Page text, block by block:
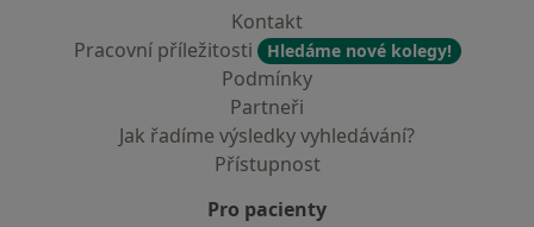
Kontakt
Pracovní příležitosti
Hledáme nové kolegy!
Podmínky
Partneři
Jak řadíme výsledky vyhledávání?
Přístupnost
Pro pacienty